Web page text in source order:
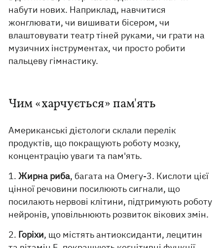
набути нових. Наприклад, навчитися
жонглювати, чи вишивати бісером, чи
влаштовувати театр тіней руками, чи грати на
музичних інструментах, чи просто робити
пальцеву гімнастику.
Чим «харчується» пам'ять
Американські дієтологи склали перелік
продуктів, що покращують роботу мозку,
концентрацію уваги та пам'ять.
1.Жирна риба, багата на Омегу-3. Кислоти цієї
цінної речовини посилюють сигнали, що
посилають нервові клітини, підтримують роботу
нейронів, уповільнюють розвиток вікових змін.
2. Горіхи, що містять антиоксиданти, лецитин